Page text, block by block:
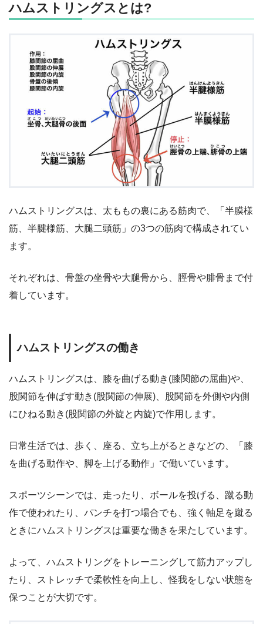
ハムストリングスとは?
ハムストリングスは、太ももの裏にある筋肉で、「半膜様
筋、半腱様筋、大腿二頭筋」の3つの筋肉で構成されてい
ます。
それぞれは、骨盤の坐骨や大腿骨から、脛骨や腓骨まで付
着しています。
ハムストリングスの働き
ハムストリングスは、膝を曲げる動き(膝関節の屈曲)や、
股関節を伸ばす動き(股関節の伸展)、股関節を外側や内側
にひねる動き(股関節の外旋と内旋)で作用します。
日常生活では、歩く、座る、立ち上がるときなどの、「膝
を曲げる動作や、脚を上げる動作」で働いています。
スポーツシーンでは、走ったり、ボールを投げる、蹴る動
作で使われたり、パンチを打つ場合でも、強く軸足を蹴る
ときにハムストリングスは重要な働きを果たしています。
よって、ハムストリングをトレーニングして筋力アップし
たり、ストレッチで柔軟性を向上し、怪我をしない状態を
保つことが大切です。